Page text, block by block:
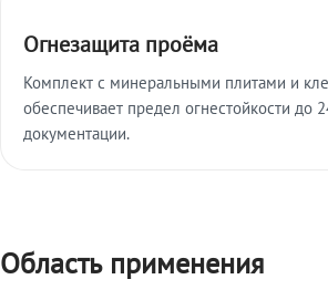
Огнезащита проёма
Комплект с минеральными плитами и
обеспечивает предел огнестойкости до
документации.
Область применения